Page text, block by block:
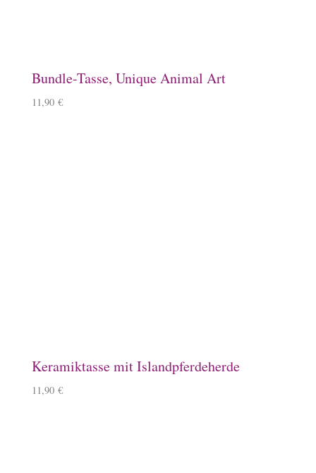
Bundle-Tasse, Unique Animal Art
11,90 €
Keramiktasse mit Islandpferdeherde
11,90 €